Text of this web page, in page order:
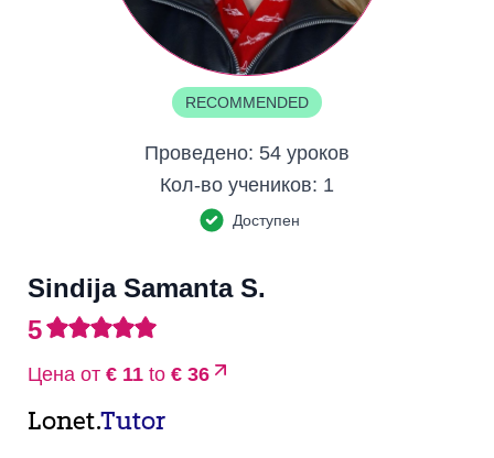
RECOMMENDED
Проведено: 54 уроков
Кол-во учеников: 1
Доступен
Sindija Samanta S.
5
Цена от € 11 to € 36
Lonet.Tutor